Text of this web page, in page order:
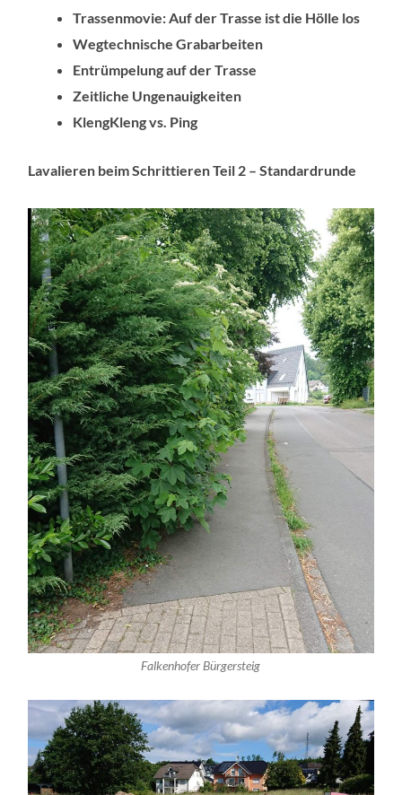
Trassenmovie: Auf der Trasse ist die Hölle los
Wegtechnische Grabarbeiten
Entrümpelung auf der Trasse
Zeitliche Ungenauigkeiten
KlengKleng vs. Ping
Lavalieren beim Schrittieren Teil 2 – Standardrunde
Falkenhofer Bürgersteig